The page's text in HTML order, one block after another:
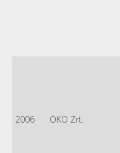
2006 ÖKO Zrt.